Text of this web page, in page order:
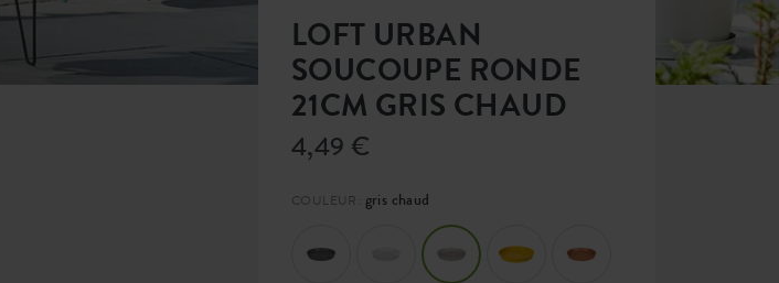
LOFT URBAN
SOUCOUPE RONDE
21CM GRIS CHAUD
4,49 €
COULEUR: gris chaud